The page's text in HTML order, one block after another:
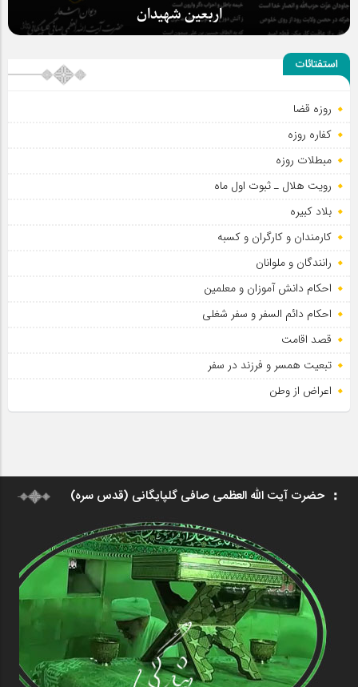
اربعین شهیدان
حضور عاشقانه و مخلصانه مردم در مسیر اربعین
استفتائات
روزه قضا
کفاره روزه
مبطلات روزه
رویت هلال ـ ثبوت اول ماه
بلاد کبیره
کارمندان و کارگران و کسبه
رانندگان و ملوانان
احکام دانش آموزان و معلمین
احکام دائم السفر و سفر شغلی
قصد اقامت
تبعیت همسر و فرزند در سفر
اعراض از وطن
حضرت آیت الله العظمی صافی گلپایگانی (قدس سره)